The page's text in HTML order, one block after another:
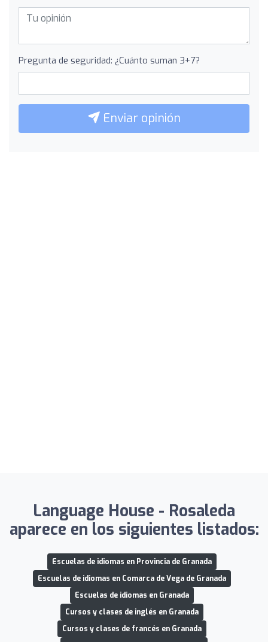
Pregunta de seguridad: ¿Cuánto suman 3+7?
Enviar opinión
Language House - Rosaleda
aparece en los siguientes listados:
Escuelas de idiomas en Provincia de Granada
Escuelas de idiomas en Comarca de Vega de Granada
Escuelas de idiomas en Granada
Cursos y clases de inglés en Granada
Cursos y clases de francés en Granada